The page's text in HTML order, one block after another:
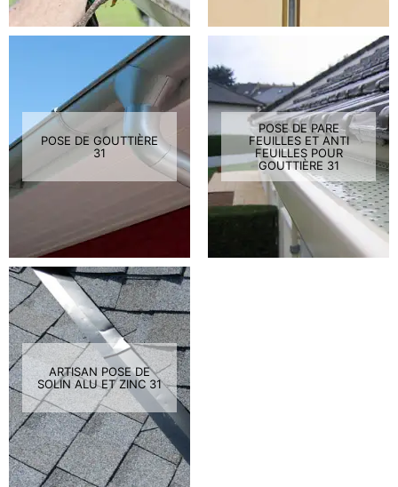
POSE DE GOUTTIÈRE
31
POSE DE PARE
FEUILLES ET ANTI
FEUILLES POUR
GOUTTIÈRE 31
ARTISAN POSE DE
SOLIN ALU ET ZINC 31